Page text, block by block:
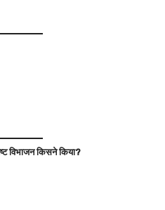
विभाजन किसने किया?